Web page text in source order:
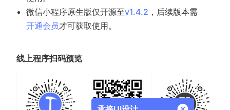
微信小程序原生版仅开源至v1.4.2 ，后续版本需
开通会员才可获取使用。
线上程序扫码预览